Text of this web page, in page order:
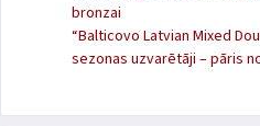
bronzai
“Balticovo Latvian Mixed
sezonas uzvarētāji – pāris